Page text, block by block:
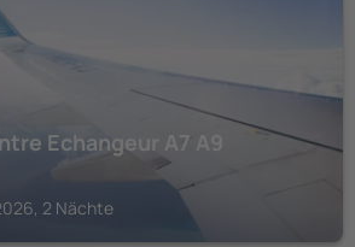
Echangeur A7 A9
2 Nächte